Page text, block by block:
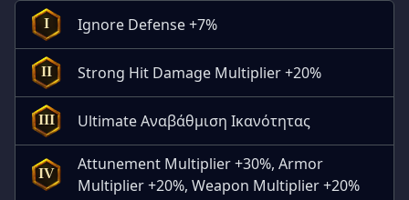
I Ignore Defense +7%
II Strong Hit Damage Multiplier +20%
III Ultimate Αναβάθμιση Ικανότητας
IV
Attunement Multiplier +30%, Armor
Multiplier +20%, Weapon Multiplier +20%